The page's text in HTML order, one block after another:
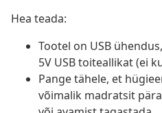
Hea teada:
Tootel on USB
5V USB toiteallikat (ei
Pange tähele, et
võimalik madratsit